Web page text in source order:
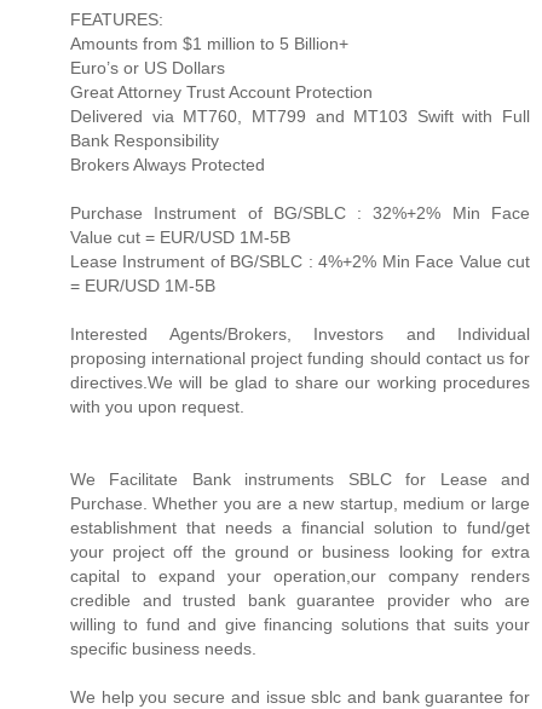
FEATURES:
Amounts from $1 million to 5 Billion+
Euro’s or US Dollars
Great Attorney Trust Account Protection
Delivered via MT760, MT799 and MT103 Swift with Full
Bank Responsibility
Brokers Always Protected
Purchase Instrument of BG/SBLC : 32%+2% Min Face
Value cut = EUR/USD 1M-5B
Lease Instrument of BG/SBLC : 4%+2% Min Face Value cut
= EUR/USD 1M-5B
Interested Agents/Brokers, Investors and Individual
proposing international project funding should contact us for
directives.We will be glad to share our working procedures
with you upon request.
We Facilitate Bank instruments SBLC for Lease and
Purchase. Whether you are a new startup, medium or large
establishment that needs a financial solution to fund/get
your project off the ground or business looking for extra
capital to expand your operation,our company renders
credible and trusted bank guarantee provider who are
willing to fund and give financing solutions that suits your
specific business needs.
We help you secure and issue sblc and bank guarantee for